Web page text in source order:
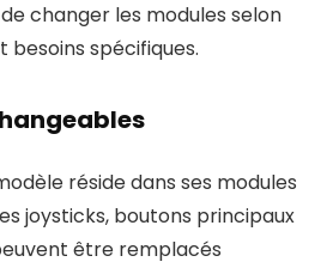
changer les modules selon
spécifiques.
réside dans ses modules
joysticks, boutons principaux
être remplacés